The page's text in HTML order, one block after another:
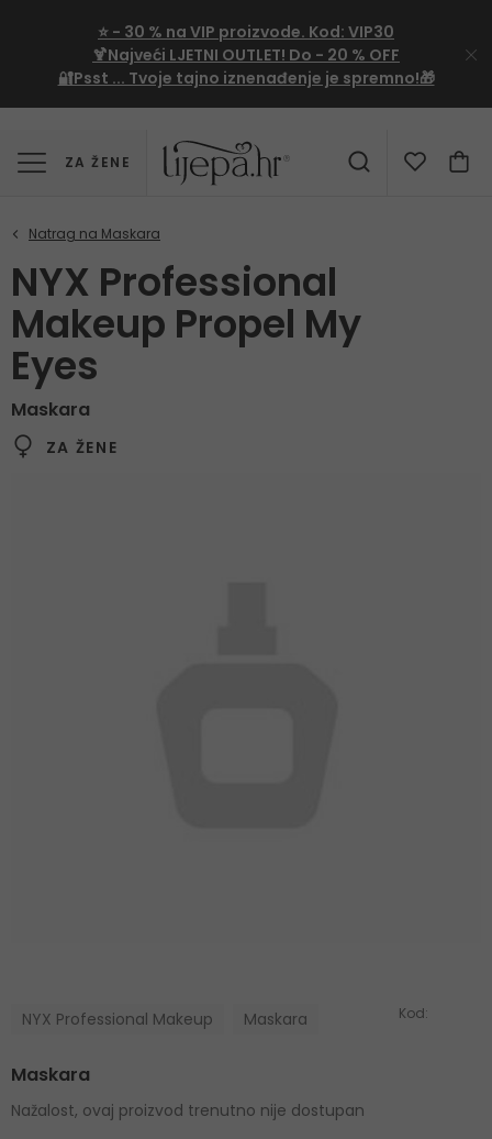
⭐ - 30 % na VIP proizvode. Kod: VIP30
🍹Najveći LJETNI OUTLET! Do - 20 % OFF
🔐Psst ... Tvoje tajno iznenađenje je spremno!🎁
ZA ŽENE
NYX Professional
Makeup Propel My
Eyes
Maskara
ZA ŽENE
NYX Professional Makeup Maskara Kod:
Maskara
Nažalost, ovaj proizvod trenutno nije dostupan